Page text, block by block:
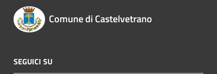
Comune di Castelvetrano
SEGUICI SU